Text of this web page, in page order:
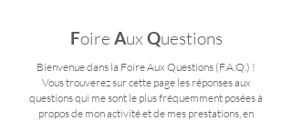
Foire Aux Questions
Bienvenue dans la Foire Aux Questions (F.A.Q.) !
Vous trouverez sur cette page les réponses aux
questions qui me sont le plus fréquemment posées à
propos de mon activité et de mes prestations, en